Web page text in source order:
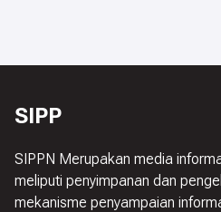
SIPP
SIPPN Merupakan media
meliputi penyimpanan dan
mekanisme penyampaian